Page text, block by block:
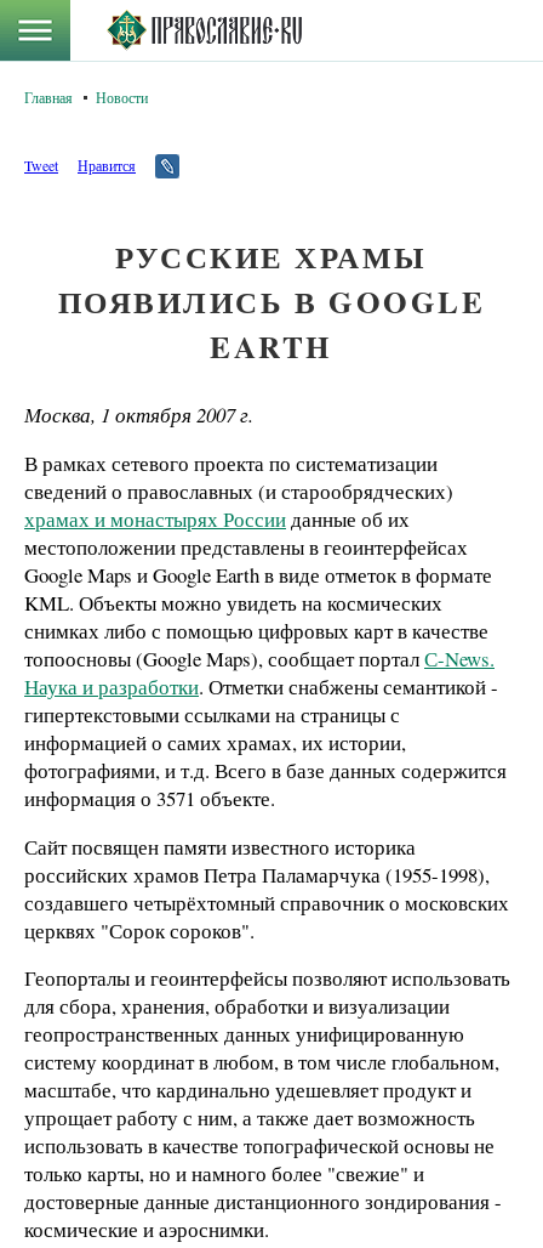
Главная Новости
Tweet Нравится
РУССКИЕ ХРАМЫ
ПОЯВИЛИСЬ В GOOGLE
EARTH
Москва, 1 октября 2007 г.
В рамках сетевого проекта по систематизации
сведений о православных (и старообрядческих)
храмах и монастырях Россииданные об их
местоположении представлены в геоинтерфейсах
Google Maps и Google Earth в виде отметок в формате
KML. Объекты можно увидеть на космических
снимках либо с помощью цифровых карт в качестве
топоосновы (Google Maps), сообщает порталС-News.
Наука и разработки. Отметки снабжены семантикой -
гипертекстовыми ссылками на страницы с
информацией о самих храмах, их истории,
фотографиями, и т.д. Всего в базе данных содержится
информация о 3571 объекте.
Сайт посвящен памяти известного историка
российских храмов Петра Паламарчука (1955-1998),
создавшего четырёхтомный справочник о московских
церквях "Сорок сороков".
Геопорталы и геоинтерфейсы позволяют использовать
для сбора, хранения, обработки и визуализации
геопространственных данных унифицированную
систему координат в любом, в том числе глобальном,
масштабе, что кардинально удешевляет продукт и
упрощает работу с ним, а также дает возможность
использовать в качестве топографической основы не
только карты, но и намного более "свежие" и
достоверные данные дистанционного зондирования -
космические и аэроснимки.